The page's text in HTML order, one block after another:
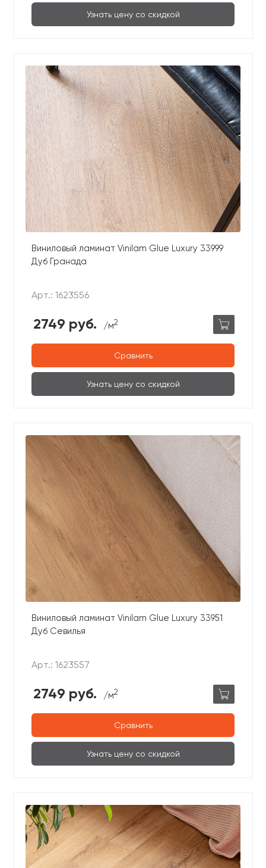
Узнать цену со скидкой
Виниловый ламинат Vinilam Glue Luxury 33999
Дуб Гранада
Арт.: 1623556
2749 руб. /м2
Сравнить
Узнать цену со скидкой
Виниловый ламинат Vinilam Glue Luxury 33951
Дуб Севилья
Арт.: 1623557
2749 руб. /м2
Сравнить
Узнать цену со скидкой